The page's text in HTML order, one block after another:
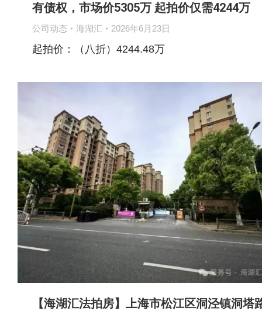
有债权，市场价5305万 起拍价仅需4244万
公司动态 海湖汇 2026年6月23日
起拍价：（八折）4244.48万
【海湖汇法拍房】上海市松江区洞泾镇洞塔